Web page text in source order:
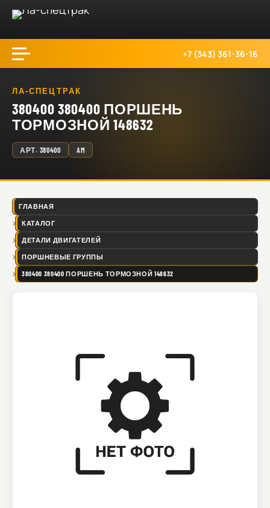
+7 (343) 361-36-16
ЛА-СПЕЦТРАК
380400 380400 ПОРШЕНЬ
ТОРМОЗНОЙ 148632
АРТ. 380400 AM
ГЛАВНАЯ
КАТАЛОГ
ДЕТАЛИ ДВИГАТЕЛЕЙ
ПОРШНЕВЫЕ ГРУППЫ
380400 380400 ПОРШЕНЬ ТОРМОЗНОЙ 148632